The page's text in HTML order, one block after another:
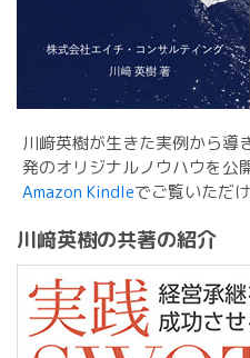
川﨑英樹が生きた実例から導
発のオリジナルノウハウを公
Amazon Kindleでご覧いただけ
川﨑英樹の共著の紹介